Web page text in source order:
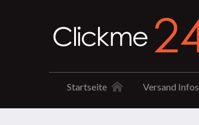
Startseite Versand Infos